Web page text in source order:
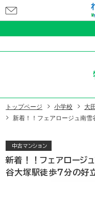
問
い
合
トップページ 小学校
大
中古マンション
新着！！フェアロージ
谷大塚駅徒歩７分の好